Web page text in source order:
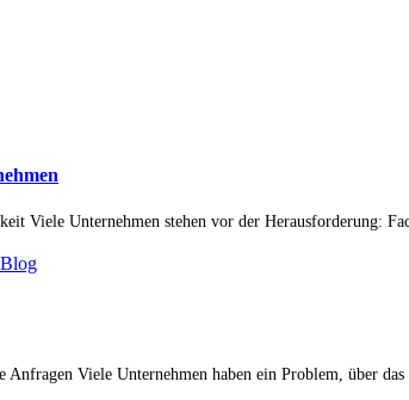
Viele Unternehmen stehen vor der Herausforderung:
Anfragen Viele Unternehmen haben ein Problem, über